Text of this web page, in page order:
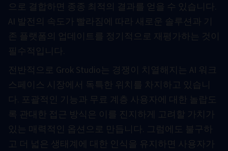
으로 결합하면 종종 최적의 결과를 얻을 수 있습니다.
AI 발전의 속도가 빨라짐에 따라 새로운 솔루션과 기
존 플랫폼의 업데이트를 정기적으로 재평가하는 것이
필수적입니다.
전반적으로 Grok Studio는 경쟁이 치열해지는 AI 워크
스페이스 시장에서 독특한 위치를 차지하고 있습니
다. 포괄적인 기능과 무료 계층 사용자에 대한 놀랍도
록 관대한 접근 방식은 이를 진지하게 고려할 가치가
있는 매력적인 옵션으로 만듭니다. 그럼에도 불구하
고 더 넓은 생태계에 대한 인식을 유지하면 사용자가